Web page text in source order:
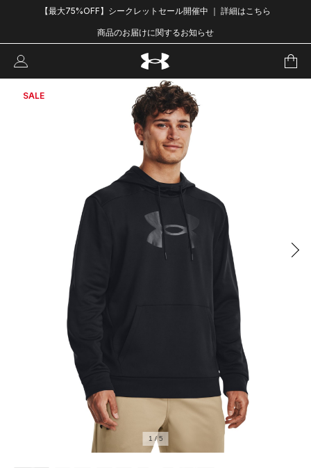
【最大75%OFF】シークレットセール開催中 ｜ 詳細はこちら
商品のお届けに関するお知らせ
SALE
1 / 5